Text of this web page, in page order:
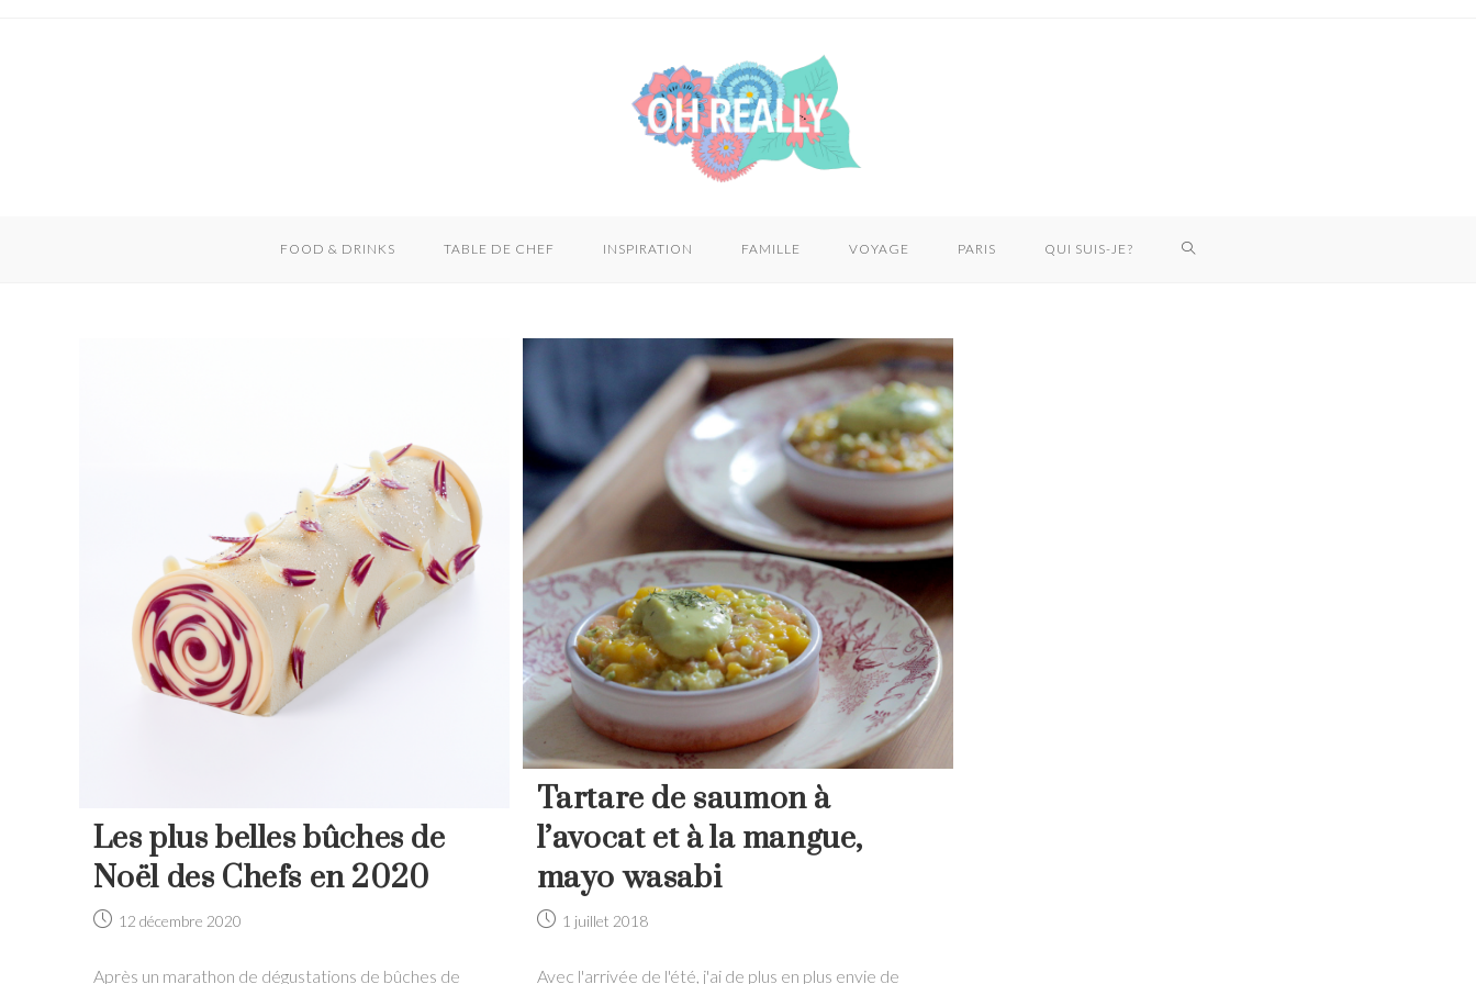
FOOD & DRINKS TABLE DE CHEF INSPIRATION FAMILLE VOYAGE PARIS QUI SUIS-JE?
Les plus belles bûches de
Noël des Chefs en 2020
Post12 décembre 2020
Après un marathon de dégustations de bûches de
Tartare de saumon à
l’avocat et à la mangue,
mayo wasabi
Post1 juillet 2018
Avec l'arrivée de l'été, j'ai de plus en plus envie de